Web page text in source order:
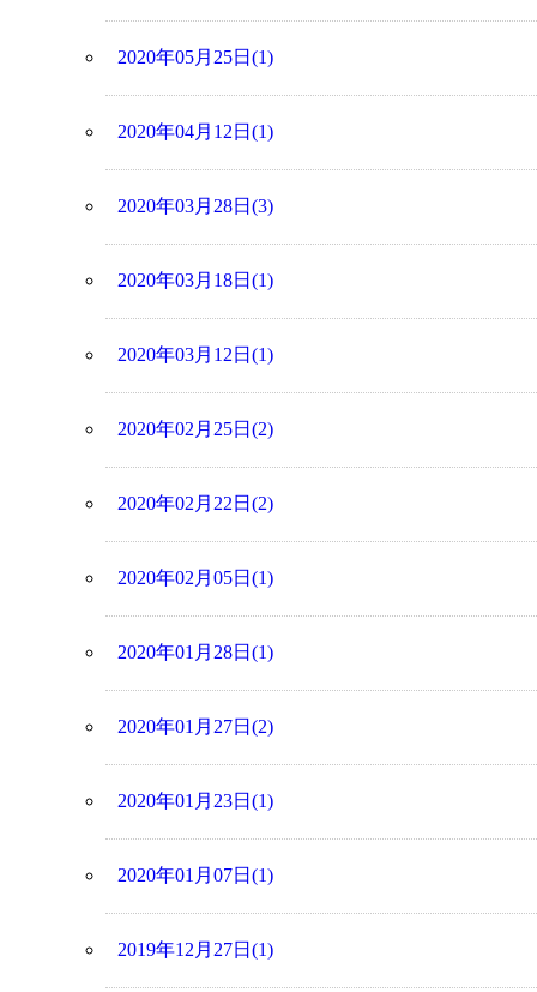
2020年05月25日(1)
2020年04月12日(1)
2020年03月28日(3)
2020年03月18日(1)
2020年03月12日(1)
2020年02月25日(2)
2020年02月22日(2)
2020年02月05日(1)
2020年01月28日(1)
2020年01月27日(2)
2020年01月23日(1)
2020年01月07日(1)
2019年12月27日(1)